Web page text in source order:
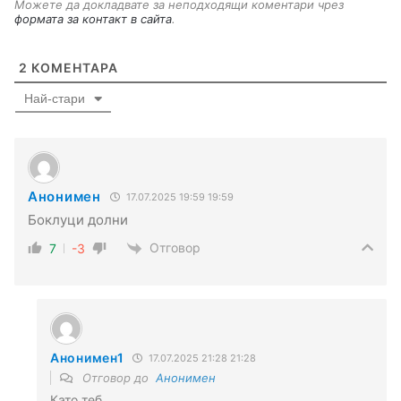
Можете да докладвате за неподходящи коментари чрез
формата за контакт в сайта.
2 КОМЕНТАРА
Най-стари
Анонимен 17.07.2025 19:59 19:59
Боклуци долни
7 -3 Отговор
Анонимен1 17.07.2025 21:28 21:28
Отговор до Анонимен